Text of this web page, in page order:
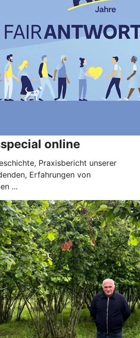
online
Praxisbericht unserer
Erfahrungen von
...